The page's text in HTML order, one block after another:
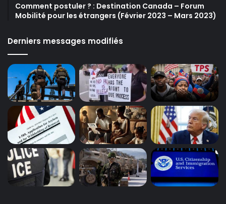
Comment postuler ? : Destination Canada – Forum
Mobilité pour les étrangers (Février 2023 – Mars 2023)
Derniers messages modifiés